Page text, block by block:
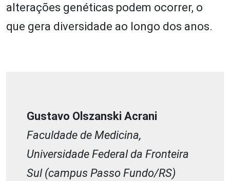
alterações genéticas podem ocorrer, o
que gera diversidade ao longo dos anos.
Gustavo Olszanski Acrani
Faculdade de Medicina,
Universidade Federal da Fronteira
Sul (campus Passo Fundo/RS)